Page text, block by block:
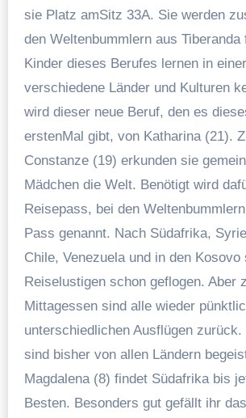
sie Platz amSitz 33A. Sie werden
den Weltenbummlern aus Tiberanda
Kinder dieses Berufes lernen in
verschiedene Länder und Kulturen
wird dieser neue Beruf, den es
erstenMal gibt, von Katharina (21).
Constanze (19) erkunden sie
Mädchen die Welt. Benötigt wird
Reisepass, bei den
Pass genannt. Nach Südafrika,
Chile, Venezuela und in den Kosovo
Reiselustigen schon geflogen. Aber
Mittagessen sind alle wieder
unterschiedlichen Ausflügen zurück.
sind bisher von allen Ländern
Magdalena (8) findet Südafrika bis
Besten. Besonders gut gefällt ihr